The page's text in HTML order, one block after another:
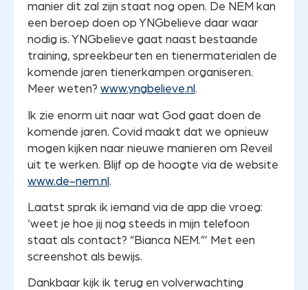
manier dit zal zijn staat nog open. De NEM kan
een beroep doen op YNGbelieve daar waar
nodig is. YNGbelieve gaat naast bestaande
training, spreekbeurten en tienermaterialen de
komende jaren tienerkampen organiseren.
Meer weten? www.yngbelieve.nl.
Ik zie enorm uit naar wat God gaat doen de
komende jaren. Covid maakt dat we opnieuw
mogen kijken naar nieuwe manieren om Reveil
uit te werken. Blijf op de hoogte via de website
www.de-nem.nl.
Laatst sprak ik iemand via de app die vroeg:
‘weet je hoe jij nog steeds in mijn telefoon
staat als contact? “Bianca NEM.”’ Met een
screenshot als bewijs.
Dankbaar kijk ik terug en volverwachting